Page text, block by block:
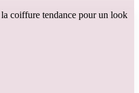
coiffure tendance pour un look